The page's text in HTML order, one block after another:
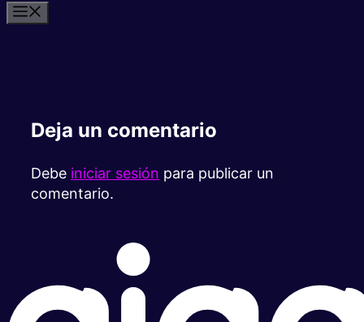
Deja un comentario
Debe iniciar sesión para publicar un
comentario.